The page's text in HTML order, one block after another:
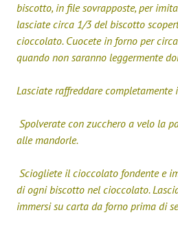
biscotto, in file sovrapposte, per
lasciate circa 1/3 del biscotto
cioccolato. Cuocete in forno per
quando non saranno leggermente
Lasciate raffreddare
Spolverate con zucchero a velo la
alle mandorle.
Sciogliete il cioccolato fondente e
di ogni biscotto nel cioccolato.
immersi su carta da forno prima di